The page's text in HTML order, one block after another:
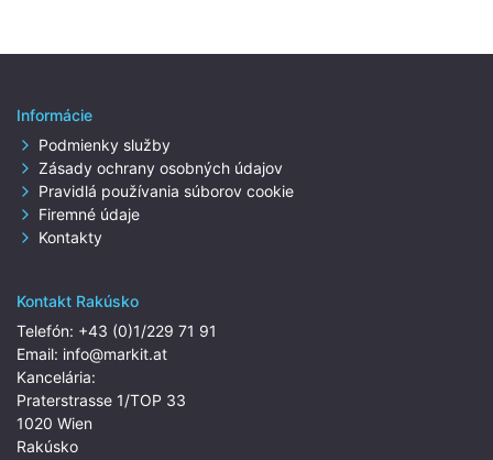
Informácie
Podmienky služby
Zásady ochrany osobných údajov
Pravidlá používania súborov cookie
Firemné údaje
Kontakty
Kontakt Rakúsko
Telefón: +43 (0)1/229 71 91
Email: info@markit.at
Kancelária:
Praterstrasse 1/TOP 33
1020 Wien
Rakúsko